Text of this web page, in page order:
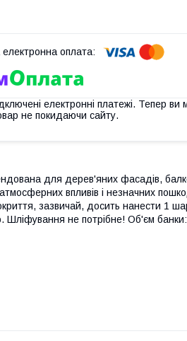
електронні платежі. Тепер ви
не покидаючи сайту.
для дерев'яних фасадів,
впливів і незначних
зазвичай, досить нанести 1
Шліфування не потрібне! Об'єм